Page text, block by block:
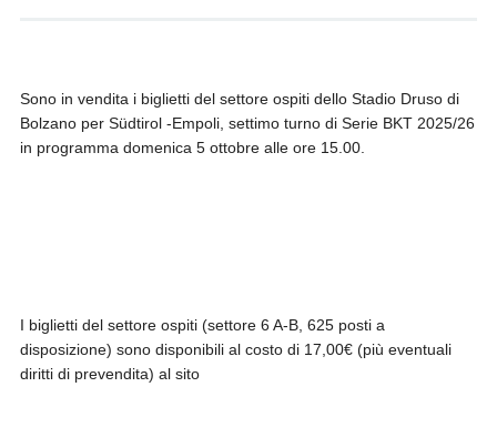
Sono in vendita i biglietti del settore ospiti dello Stadio Druso di
Bolzano per Südtirol -Empoli, settimo turno di Serie BKT 2025/26
in programma domenica 5 ottobre alle ore 15.00.
I biglietti del settore ospiti (settore 6 A-B, 625 posti a
disposizione) sono disponibili al costo di 17,00€ (più eventuali
diritti di prevendita) al sito